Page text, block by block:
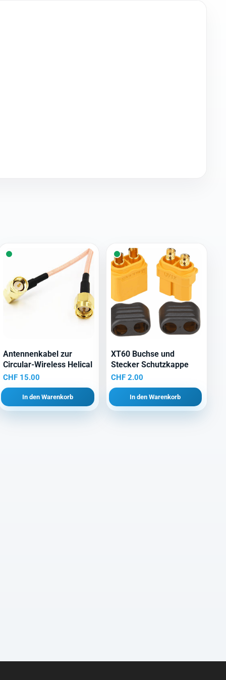
Antennenkabel zur
Circular-Wireless Helical
CHF 15.00
In den Warenkorb
XT60 Buchse und
Stecker Schutzkappe
CHF2.00
In den Warenkorb